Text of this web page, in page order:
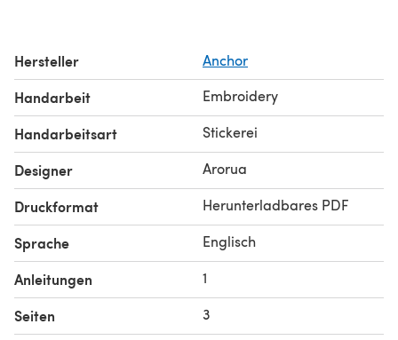
Hersteller Anchor
Handarbeit Embroidery
Handarbeitsart Stickerei
Designer Arorua
Druckformat Herunterladbares PDF
Sprache Englisch
Anleitungen 1
Seiten 3